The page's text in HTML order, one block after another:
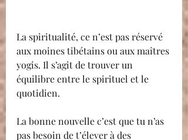
La spiritualité, ce n’est pas réservé
aux moines tibétains ou aux maîtres
yogis. Il s’agit de trouver un
équilibre entre le spirituel et le
quotidien.
La bonne nouvelle c’est que tu n’as
pas besoin de t’élever à des